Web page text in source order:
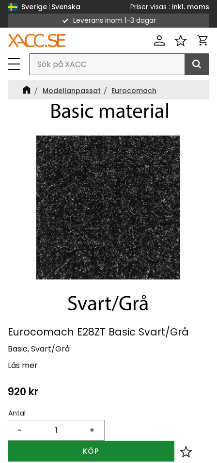
Sverige Svenska Priser visas
inkl. moms
Leverans inom 1-3 dagar
Modellanpassat Eurocomach
Eurocomach E28ZT Basic Svart/Grå
Basic, Svart/Grå
Läs mer
920 kr
Antal
+
-
KÖP Lägg